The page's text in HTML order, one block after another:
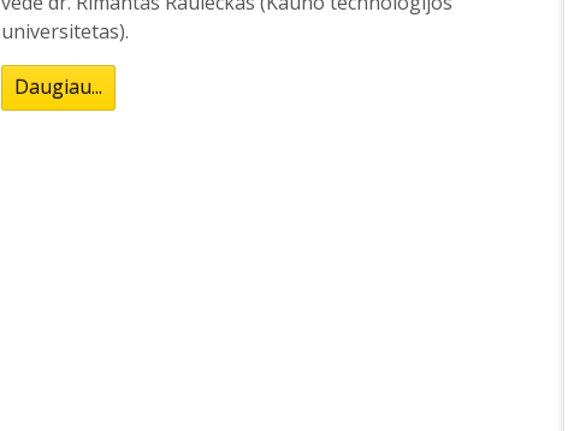
universitetas).
Daugiau...